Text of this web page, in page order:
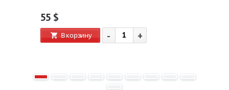
55 $
В корзину - +